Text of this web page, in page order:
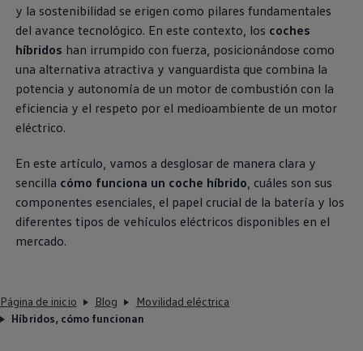
y la sostenibilidad se erigen como pilares fundamentales
del avance tecnológico. En este contexto, los coches
híbridos han irrumpido con fuerza, posicionándose como
una alternativa atractiva y vanguardista que combina la
potencia y autonomía de un motor de combustión con la
eficiencia y el respeto por el medioambiente de un motor
eléctrico.
En este artículo, vamos a desglosar de manera clara y
sencilla cómo funciona un coche híbrido , cuáles son sus
componentes esenciales, el papel crucial de la batería y los
diferentes tipos de vehículos eléctricos disponibles en el
mercado.
Página de inicio Blog
Movilidad eléctrica
Híbridos, cómo funcionan